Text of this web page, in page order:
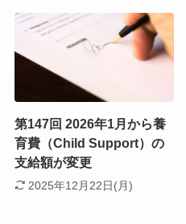
第147回 2026年1月から養
育費（Child Support）の
支給額が変更
2025年12月22日(月)